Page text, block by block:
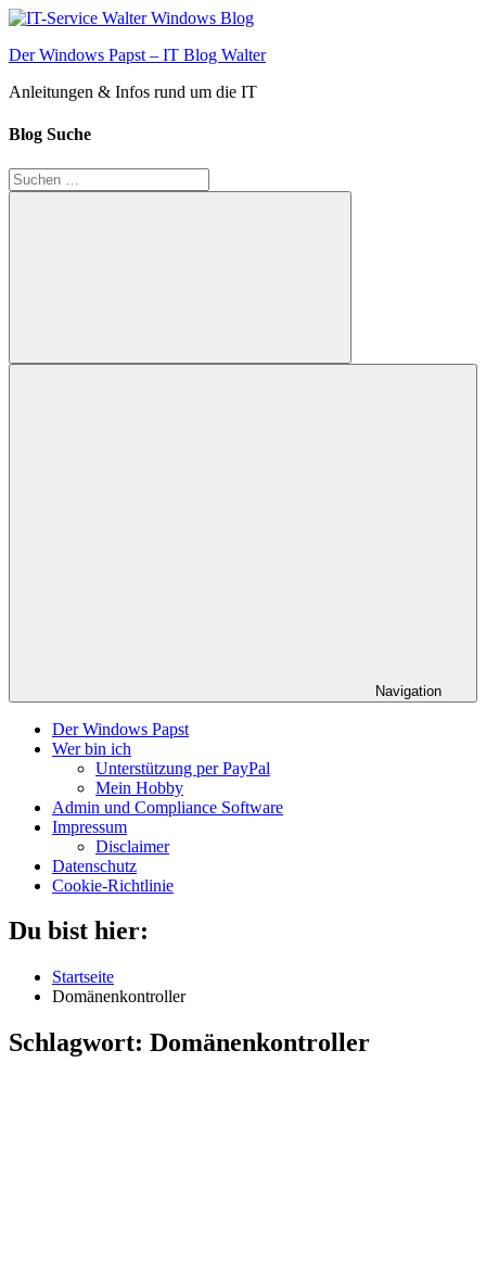
Zum
springen
Der Windows Papst – IT Blog Walter
Anleitungen & Infos rund um die IT
Blog Suche
Suchen
nach:
Suchen
Navigation
Der Windows Papst
Wer bin ich
Unterstützung per PayPal
Mein Hobby
Admin und Compliance Software
Impressum
Disclaimer
Datenschutz
Cookie-Richtlinie
Du bist hier:
Startseite
Domänenkontroller
Schlagwort: Domänenkontroller